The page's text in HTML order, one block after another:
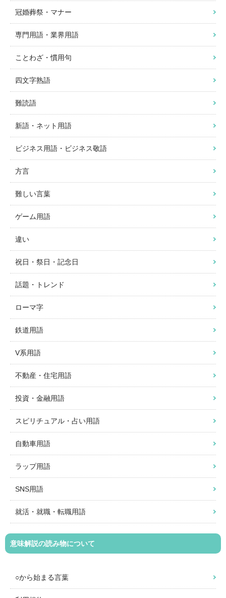
冠婚葬祭・マナー
専門用語・業界用語
ことわざ・慣用句
四文字熟語
難読語
新語・ネット用語
ビジネス用語・ビジネス敬語
方言
難しい言葉
ゲーム用語
違い
祝日・祭日・記念日
話題・トレンド
ローマ字
鉄道用語
V系用語
不動産・住宅用語
投資・金融用語
スピリチュアル・占い用語
自動車用語
ラップ用語
SNS用語
就活・就職・転職用語
意味解説の読み物について
○から始まる言葉